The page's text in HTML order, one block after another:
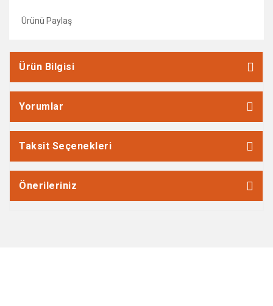
Ürünü Paylaş
Ürün Bilgisi
Yorumlar
Taksit Seçenekleri
Önerileriniz